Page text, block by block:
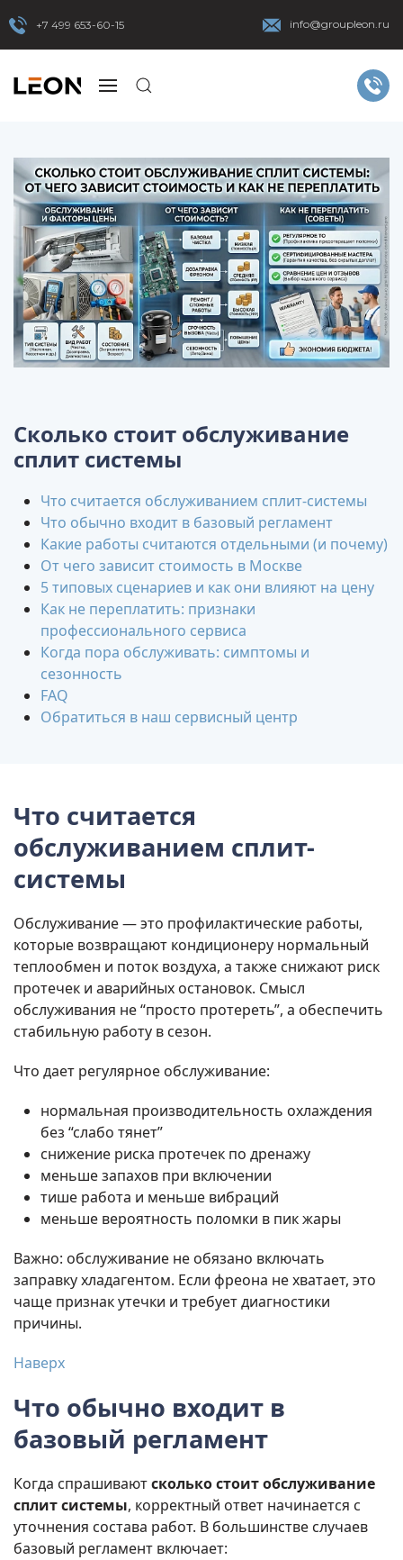
+7 499 653-60-15 info@groupleon.ru
Сколько стоит обслуживание
сплит системы
Что считается обслуживанием сплит-системы
Что обычно входит в базовый регламент
Какие работы считаются отдельными (и почему)
От чего зависит стоимость в Москве
5 типовых сценариев и как они влияют на цену
Как не переплатить: признаки
профессионального сервиса
Когда пора обслуживать: симптомы и
сезонность
FAQ
Обратиться в наш сервисный центр
Что считается
обслуживанием сплит-
системы
Обслуживание — это профилактические работы,
которые возвращают кондиционеру нормальный
теплообмен и поток воздуха, а также снижают риск
протечек и аварийных остановок. Смысл
обслуживания не “просто протереть”, а обеспечить
стабильную работу в сезон.
Что дает регулярное обслуживание:
нормальная производительность охлаждения
без “слабо тянет”
снижение риска протечек по дренажу
меньше запахов при включении
тише работа и меньше вибраций
меньше вероятность поломки в пик жары
Важно: обслуживание не обязано включать
заправку хладагентом. Если фреона не хватает, это
чаще признак утечки и требует диагностики
причины.
Наверх
Что обычно входит в
базовый регламент
Когда спрашиваютсколько стоит обслуживание
сплит системы, корректный ответ начинается с
уточнения состава работ. В большинстве случаев
базовый регламент включает: